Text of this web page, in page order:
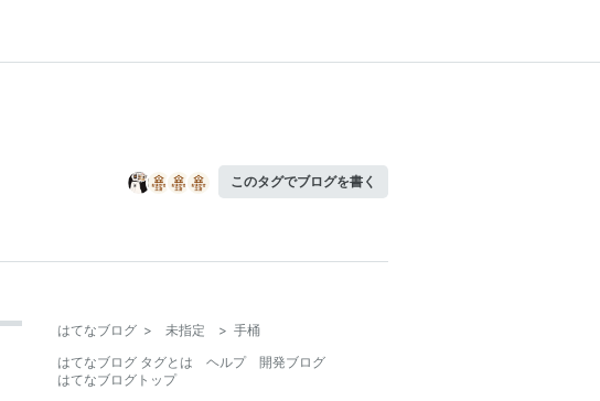
このタグでブログを書く
はてなブログ > 未指定 > 手桶
はてなブログ タグとは
ヘルプ
開発ブログ
はてなブログトップ